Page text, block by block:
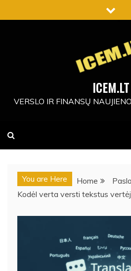
to
ICEM.LT
VERSLO IR FINANSŲ
You are Here Home
Kodėl verta versti tekstus